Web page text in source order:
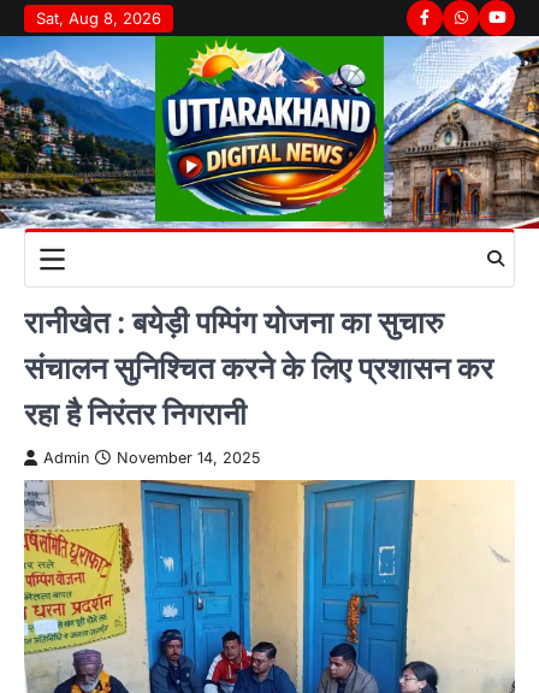
Skip
to
content
Sat, Aug 8, 2026 Facebook
Whatsapp
रानीखेत : बयेड़ी पम्पिंग योजना का सुचारु
संचालन सुनिश्चित करने के लिए प्रशासन कर
रहा है निरंतर निगरानी
Admin November 14, 2025